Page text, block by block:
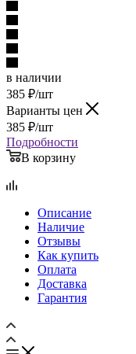
в наличии
385 ₽/шт
Варианты цен
385 ₽/шт
Подробности
В корзину
Описание
Наличие
Отзывы
Как купить
Оплата
Доставка
Гарантия